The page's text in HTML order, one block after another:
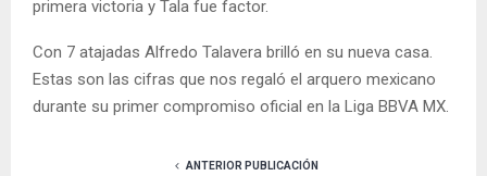
primera victoria y Tala fue factor.
Con 7 atajadas Alfredo Talavera brilló en su nueva casa.
Estas son las cifras que nos regaló el arquero mexicano
durante su primer compromiso oficial en la Liga BBVA MX.
ANTERIOR PUBLICACIÓN